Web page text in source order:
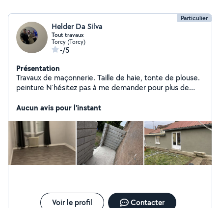
Particulier
Helder Da Silva
Tout travaux
Torcy (Torcy)
-/5
Présentation
Travaux de maçonnerie. Taille de haie, tonte de plouse.
peinture N'hésitez pas à me demander pour plus de
Aucun avis pour l'instant
Voir le profil Contacter